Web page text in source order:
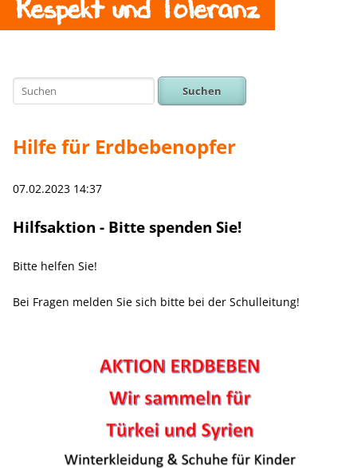
Suchen
Hilfe für Erdbebenopfer
07.02.2023 14:37
Hilfsaktion - Bitte spenden Sie!
Bitte helfen Sie!
Bei Fragen melden Sie sich bitte bei der Schulleitung!